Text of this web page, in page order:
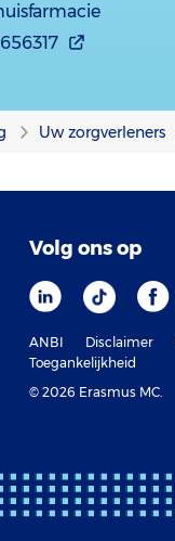
Uw zorgverleners
Volg ons op
ANBI Disclaimer
Toegankelijkheid
© 2026 Erasmus MC.